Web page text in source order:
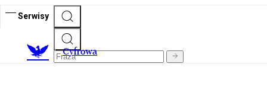
Serwisy
Cyfrowa